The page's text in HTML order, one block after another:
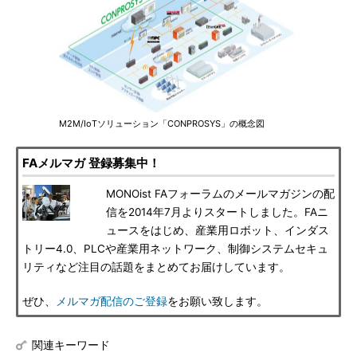
M2M/IoTソリューション「CONPROSYS」の概念図
FAメルマガ 登録募集中！
MONOist FAフォーラムのメールマガジンの配
信を2014年7月よりスタートしました。FAニ
ュースをはじめ、産業用ロボット、インダス
トリー4.0、PLCや産業用ネットワーク、制御システムセキュ
リティなど注目の話題をまとめてお届けしています。
ぜひ、 メルマガ配信のご登録をお願い致します。
関連キーワード